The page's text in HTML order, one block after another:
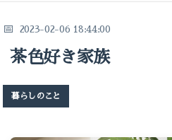
2023-02-06 18:44:00
茶色好き家族
暮らしのこと